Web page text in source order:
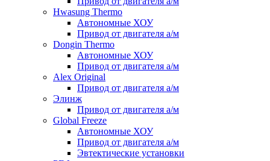
Hwasung Thermo
Автономные ХОУ
Привод от двигателя а/м
Dongin Thermo
Автономные ХОУ
Привод от двигателя а/м
Alex Original
Привод от двигателя а/м
Элинж
Привод от двигателя а/м
Global Freeze
Автономные ХОУ
Привод от двигателя а/м
Эвтектические установки